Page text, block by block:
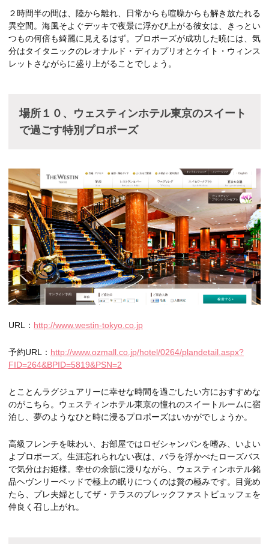
２時間半の間は、陸から離れ、日常からも喧噪からも解き放たれる
異空間。海風そよぐデッキで夜景に浮かび上がる彼女は、きっとい
つもの何倍も綺麗に見えるはず。プロポーズが成功した暁には、気
分はタイタニックのレオナルド・ディカプリオとケイト・ウィンス
レットさながらに盛り上がることでしょう。
場所１０、ウェスティンホテル東京のスイート
で過ごす特別プロポーズ
URL： http://www.westin-tokyo.co.jp
予約URL： http://www.ozmall.co.jp/hotel/0264/plandetail.aspx?
FID=264&BPID=5819&PSN=2
とことんラグジュアリーに幸せな時間を過ごしたい方におすすめな
のがこちら。ウェスティンホテル東京の憧れのスイートルームに宿
泊し、夢のようなひと時に浸るプロポーズはいかがでしょうか。
高級フレンチを味わい、お部屋ではロゼシャンパンを嗜み、いよい
よプロポーズ。生涯忘れられない夜は、バラを浮かべたローズバス
で気分はお姫様。幸せの余韻に浸りながら、ウェスティンホテル銘
品ヘヴンリーベッドで極上の眠りにつくのは贅の極みです。目覚め
たら、プレ夫婦としてザ・テラスのブレックファストビュッフェを
仲良く召し上がれ。